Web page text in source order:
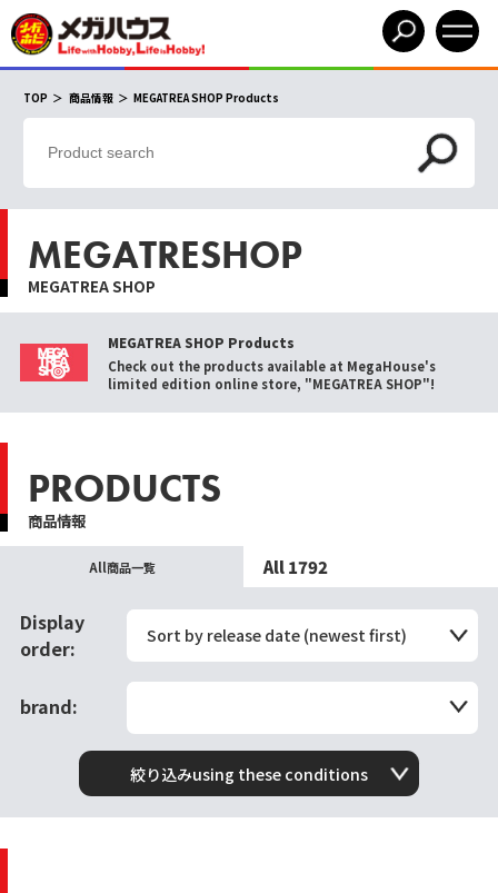
TOP 商品情報 MEGATREA SHOP Products
MEGATRESHOP
MEGATREA SHOP
MEGATREA SHOP Products
Check out the products available at MegaHouse's
limited edition online store, "MEGATREA SHOP"!
PRODUCTS
商品情報
All商品一覧 All 1792
Display
order:
Sort by release date (newest first)
brand:
絞り込みusing these conditions